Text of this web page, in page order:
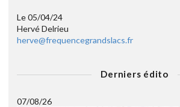
Le 05/04/24
Hervé Delrieu
herve@frequencegrandslacs.fr
Derniers édito
07/08/26